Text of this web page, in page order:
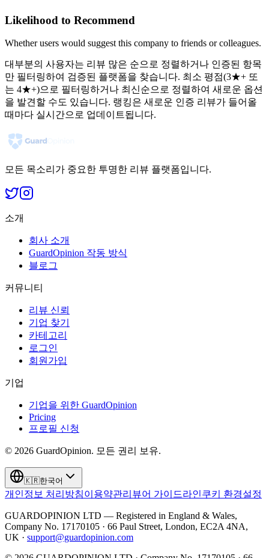
Likelihood to Recommend
Whether users would suggest this company to friends or colleagues.
대부분의 사용자는 리뷰 많은 순으로 정렬하거나 인증된 항목
만 필터링하여 검증된 플랫폼을 찾습니다. 최소 평점(3★+ 또
는 4★+)으로 필터링하거나 최신순으로 정렬하여 새로운 옵션
을 발견할 수도 있습니다. 랭킹은 새로운 인증 리뷰가 들어올
때마다 실시간으로 업데이트됩니다.
모든 목소리가 중요한 투명한 리뷰 플랫폼입니다.
소개
회사 소개
GuardOpinion 작동 방식
블로그
커뮤니티
리뷰 신뢰
기업 찾기
카테고리
로그인
회원가입
기업
기업을 위한 GuardOpinion
Pricing
프로필 신청
© 2026 GuardOpinion. 모든 권리 보유.
🇰🇷한국어
개인정보 처리방침이용약관리뷰어 가이드라인쿠키 환경설정
GUARDOPINION LTD — Registered in England & Wales,
Company No. 17170105 · 66 Paul Street, London, EC2A 4NA,
UK · support@guardopinion.com